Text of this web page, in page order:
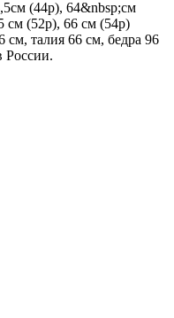
(44р), 64&nbsp;см
см (52р), 66 см (54р)
см, талия 66 см, бедра 96
России.